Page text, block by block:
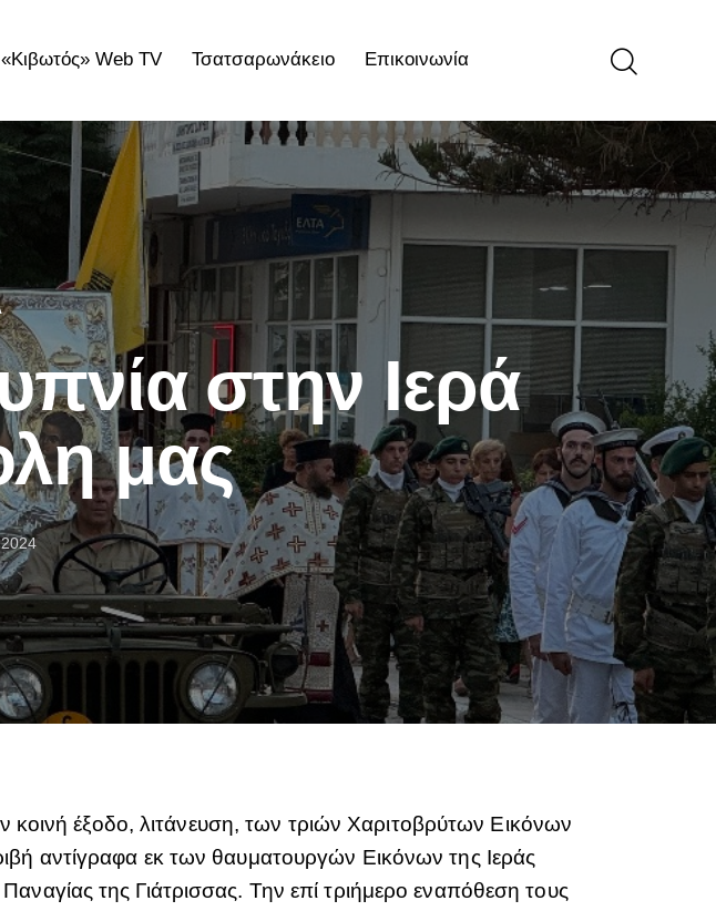
«Κιβωτός» Web TV Τσατσαρωνάκειο Επικοινωνία
TV Τσατσαρωνάκειο
στην Ιερά
μας
κοινή έξοδο, λιτάνευση, των τριών Χαριτοβρύτων Εικόνων
αντίγραφα εκ των θαυματουργών Εικόνων της Ιεράς
της Γιάτρισσας. Την επί τριήμερο εναπόθεση τους